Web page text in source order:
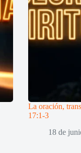
La oración,
17:1-3
18 de